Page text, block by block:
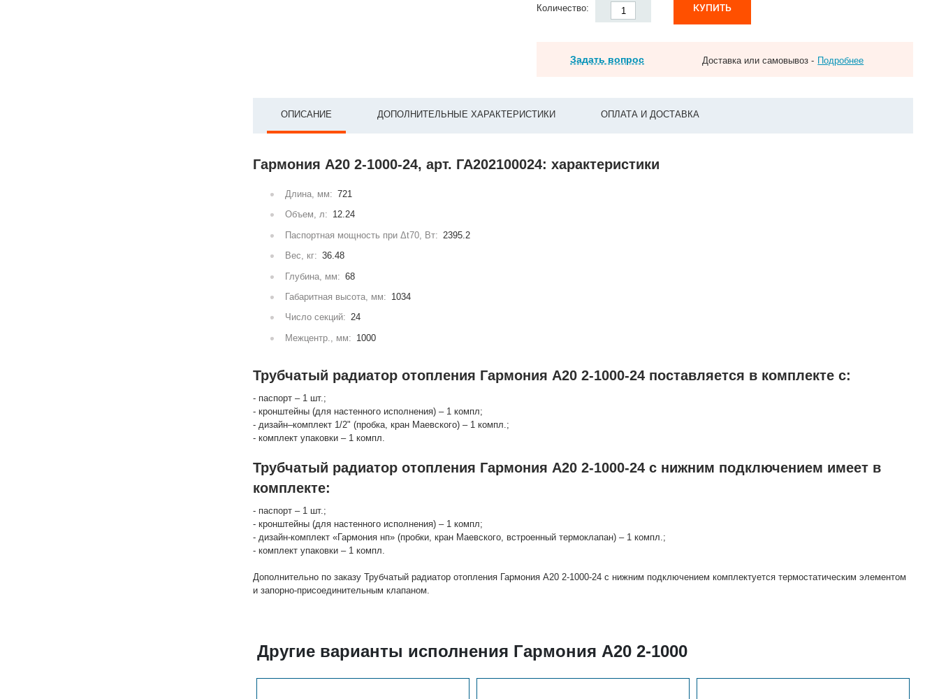
Количество: КУПИТЬ
Задать вопрос Доставка или самовывоз - Подробнее
ОПИСАНИЕ ДОПОЛНИТЕЛЬНЫЕ ХАРАКТЕРИСТИКИ ОПЛАТА И ДОСТАВКА
Гармония А20 2-1000-24, арт. ГА202100024: характеристики
Длина, мм: 721
Объем, л: 12.24
Паспортная мощность при Δt70, Вт: 2395.2
Вес, кг: 36.48
Глубина, мм: 68
Габаритная высота, мм: 1034
Число секций: 24
Межцентр., мм: 1000
Трубчатый радиатор отопления Гармония А20 2-1000-24 поставляется в комплекте с:
- паспорт – 1 шт.;
- кронштейны (для настенного исполнения) – 1 компл;
- дизайн–комплект 1/2" (пробка, кран Маевского) – 1 компл.;
- комплект упаковки – 1 компл.
Трубчатый радиатор отопления Гармония А20 2-1000-24 с нижним подключением имеет в
комплекте:
- паспорт – 1 шт.;
- кронштейны (для настенного исполнения) – 1 компл;
- дизайн-комплект «Гармония нп» (пробки, кран Маевского, встроенный термоклапан) – 1 компл.;
- комплект упаковки – 1 компл.
Дополнительно по заказу Трубчатый радиатор отопления Гармония А20 2-1000-24 с нижним подключением комплектуется термостатическим элементом
и запорно-присоединительным клапаном.
Другие варианты исполнения Гармония А20 2-1000